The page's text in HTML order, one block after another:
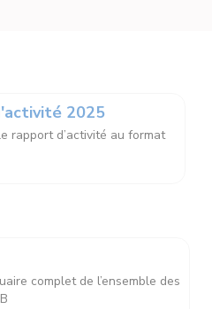
2025
rapport d’activité au format
complet de l’ensemble des